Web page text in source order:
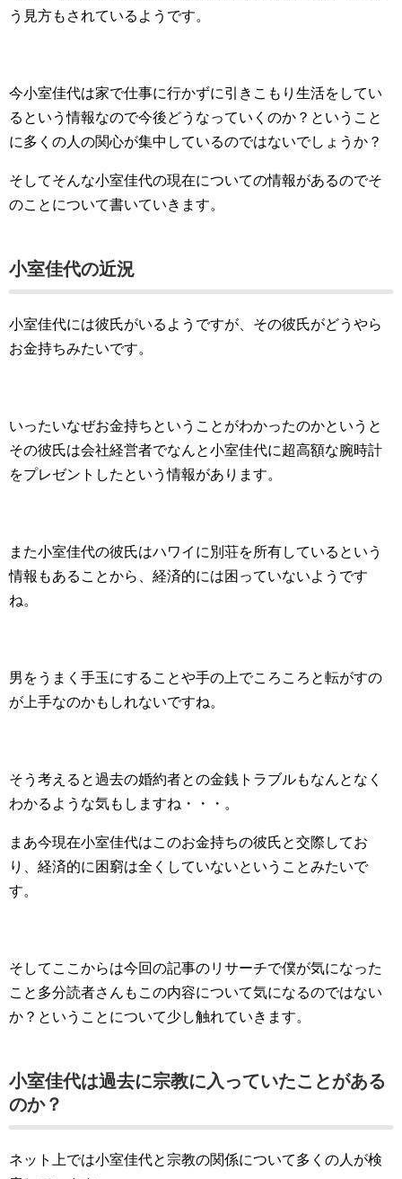
う見方もされているようです。
今小室佳代は家で仕事に行かずに引きこもり生活をしてい
るという情報なので今後どうなっていくのか？ということ
に多くの人の関心が集中しているのではないでしょうか？
そしてそんな小室佳代の現在についての情報があるのでそ
のことについて書いていきます。
小室佳代の近況
小室佳代には彼氏がいるようですが、その彼氏がどうやら
お金持ちみたいです。
いったいなぜお金持ちということがわかったのかというと
その彼氏は会社経営者でなんと小室佳代に超高額な腕時計
をプレゼントしたという情報があります。
また小室佳代の彼氏はハワイに別荘を所有しているという
情報もあることから、経済的には困っていないようです
ね。
男をうまく手玉にすることや手の上でころころと転がすの
が上手なのかもしれないですね。
そう考えると過去の婚約者との金銭トラブルもなんとなく
わかるような気もしますね・・・。
まあ今現在小室佳代はこのお金持ちの彼氏と交際してお
り、経済的に困窮は全くしていないということみたいで
す。
そしてここからは今回の記事のリサーチで僕が気になった
こと多分読者さんもこの内容について気になるのではない
か？ということについて少し触れていきます。
小室佳代は過去に宗教に入っていたことがある
のか？
ネット上では小室佳代と宗教の関係について多くの人が検